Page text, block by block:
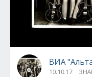
ВИА
10.10.17